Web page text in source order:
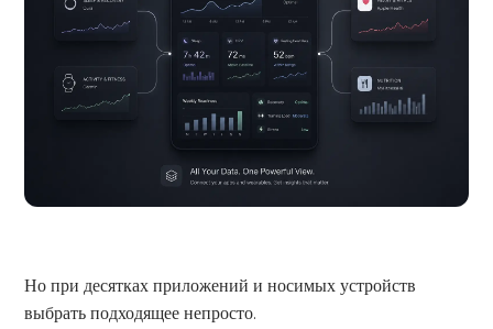
Но при десятках приложений и носимых устройств
выбрать подходящее непросто.